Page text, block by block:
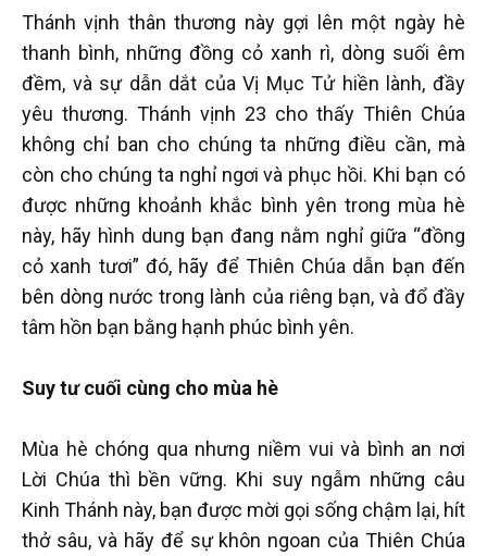
Thánh vịnh thân thương này gợi lên một ngày hè
thanh bình, những đồng cỏ xanh rì, dòng suối êm
đềm, và sự dẫn dắt của Vị Mục Tử hiền lành, đầy
yêu thương. Thánh vịnh 23 cho thấy Thiên Chúa
không chỉ ban cho chúng ta những điều cần, mà
còn cho chúng ta nghỉ ngơi và phục hồi. Khi bạn có
được những khoảnh khắc bình yên trong mùa hè
này, hãy hình dung bạn đang nằm nghỉ giữa “đồng
cỏ xanh tươi” đó, hãy để Thiên Chúa dẫn bạn đến
bên dòng nước trong lành của riêng bạn, và đổ đầy
tâm hồn bạn bằng hạnh phúc bình yên.
Suy tư cuối cùng cho mùa hè
Mùa hè chóng qua nhưng niềm vui và bình an nơi
Lời Chúa thì bền vững. Khi suy ngẫm những câu
Kinh Thánh này, bạn được mời gọi sống chậm lại, hít
thở sâu, và hãy để sự khôn ngoan của Thiên Chúa